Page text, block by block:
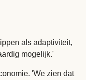
als adaptiviteit,
mogelijk.'
'We zien dat